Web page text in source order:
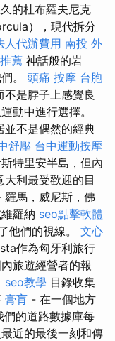
的杜布羅夫尼克
），現代拆分
人代辦費用 南投 外
薦 神話般的岩
。 頭痛 按摩 台胞
不是脖子上感覺良
動中進行選擇。
並不是偶然的經典
舒壓 台中運動按摩
特里安半島，但內
利最受歡迎的目
羅馬，威尼斯，佛
羅納 seo點擊軟體
他們的視線。 文心
作為匈牙利旅行
旅遊經營者的報
seo教學 目錄收集
膏肓 - 在一個地方
們的道路數據庫每
近的最後一刻和傳